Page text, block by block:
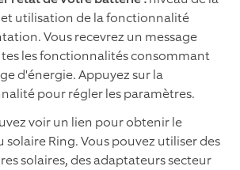
utilisation de la fonctionnalité
Vous recevrez un message
les fonctionnalités consommant
d'énergie. Appuyez sur la
pour régler les paramètres.
voir un lien pour obtenir le
solaire Ring. Vous pouvez utiliser des
solaires, des adaptateurs secteur